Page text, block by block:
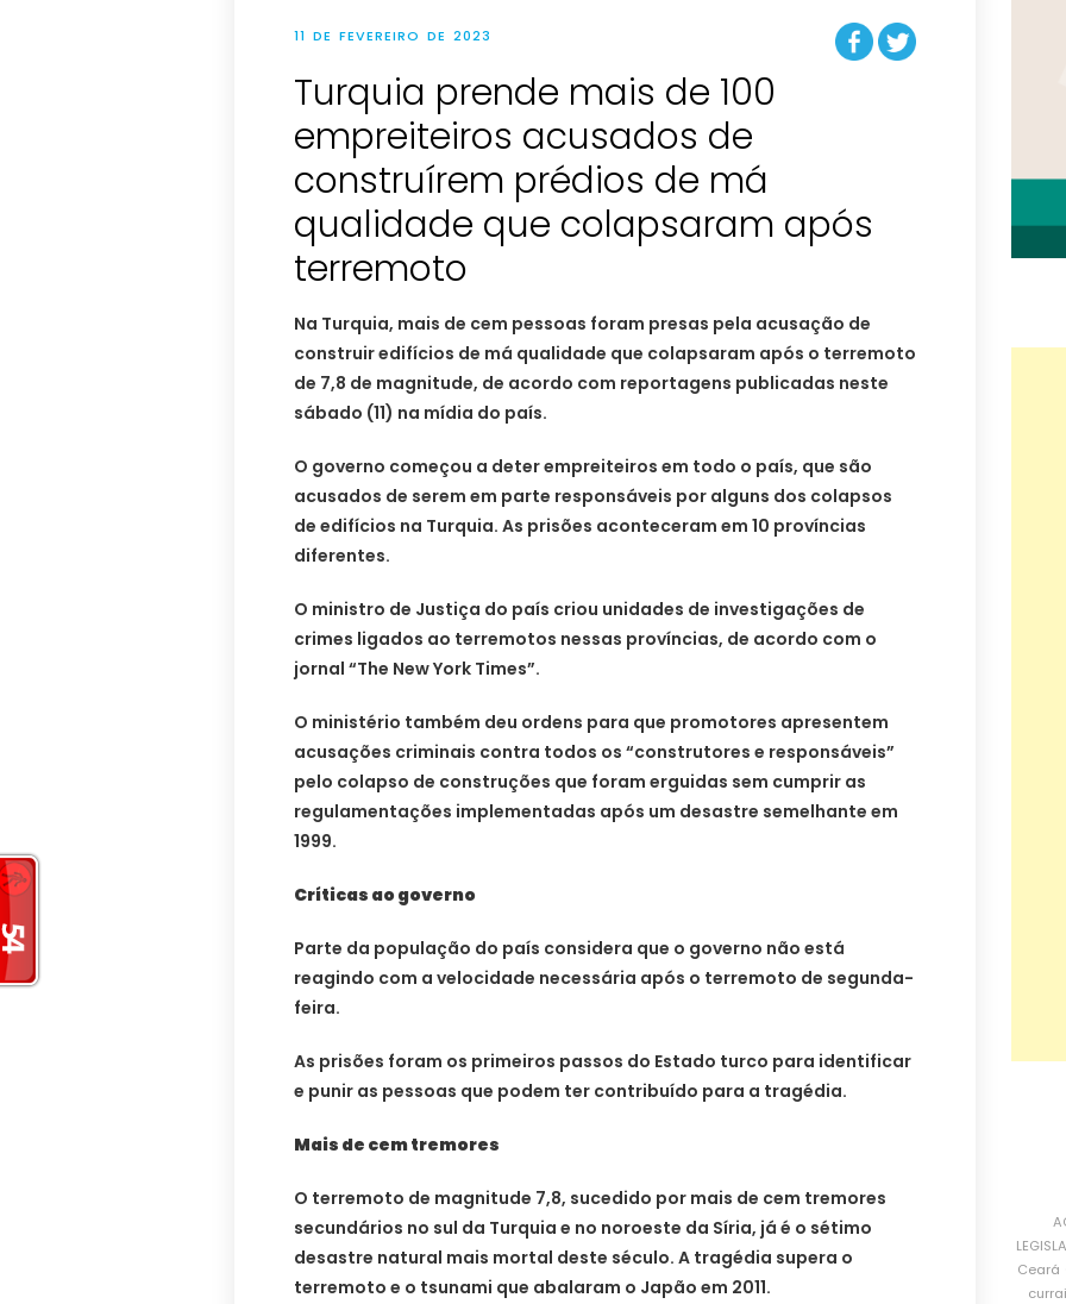
11 DE FEVEREIRO DE 2023
Turquia prende mais de 100
empreiteiros acusados de
construírem prédios de má
qualidade que colapsaram após
terremoto
Na Turquia, mais de cem pessoas foram presas pela acusação de
construir edifícios de má qualidade que colapsaram após o terremoto
de 7,8 de magnitude, de acordo com reportagens publicadas neste
sábado (11) na mídia do país.
O governo começou a deter empreiteiros em todo o país, que são
acusados de serem em parte responsáveis por alguns dos colapsos
de edifícios na Turquia. As prisões aconteceram em 10 províncias
diferentes.
O ministro de Justiça do país criou unidades de investigações de
crimes ligados ao terremotos nessas províncias, de acordo com o
jornal “The New York Times”.
O ministério também deu ordens para que promotores apresentem
acusações criminais contra todos os “construtores e responsáveis”
pelo colapso de construções que foram erguidas sem cumprir as
regulamentações implementadas após um desastre semelhante em
1999.
Críticas ao governo
Parte da população do país considera que o governo não está
reagindo com a velocidade necessária após o terremoto de segunda-
feira.
As prisões foram os primeiros passos do Estado turco para identificar
e punir as pessoas que podem ter contribuído para a tragédia.
Mais de cem tremores
O terremoto de magnitude 7,8, sucedido por mais de cem tremores
secundários no sul da Turquia e no noroeste da Síria, já é o sétimo
desastre natural mais mortal deste século. A tragédia supera o
terremoto e o tsunami que abalaram o Japão em 2011.
Ceará